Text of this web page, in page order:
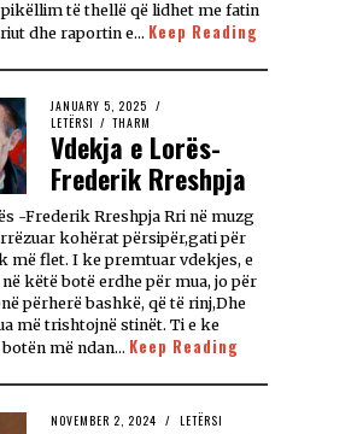
të thellë që lidhet me fatin
dhe raportin e… Keep Reading
JANUARY 5, 2025
LETËRSI / THARM
Vdekja e Lorës-
Frederik Rreshpja
-Frederik Rreshpja Rri në muzg
kohërat përsipër,gati për
më flet. I ke premtuar vdekjes, e
këtë botë erdhe për mua, jo për
përherë bashkë, që të rinj,Dhe
më trishtojnë stinët. Ti e ke
më ndan… Keep Reading
NOVEMBER 2, 2024 LETËRSI